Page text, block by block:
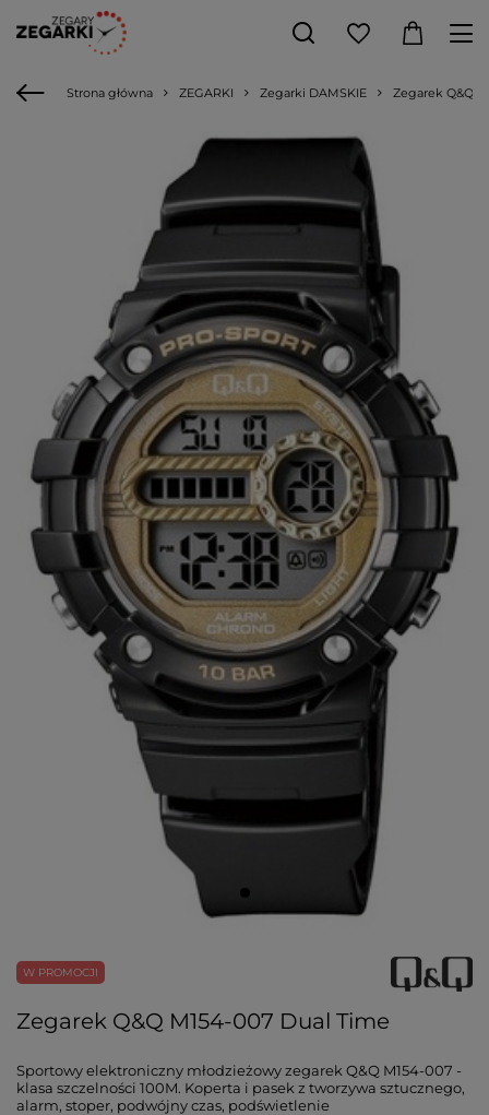
Strona główna ZEGARKI Zegarki DAMSKIE Zegarek Q&Q
W PROMOCJI
Zegarek Q&Q M154-007 Dual Time
Sportowy elektroniczny młodzieżowy zegarek Q&Q M154-007 -
klasa szczelności 100M. Koperta i pasek z tworzywa sztucznego,
alarm, stoper, podwójny czas, podświetlenie